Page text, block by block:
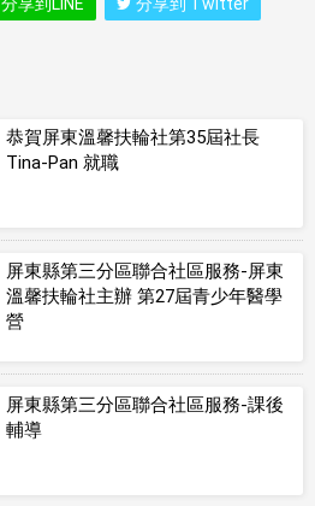
恭賀屏東溫馨扶輪社第35屆社長
Tina-Pan 就職
屏東縣第三分區聯合社區服務-屏東
溫馨扶輪社主辦 第27屆青少年醫學
營
屏東縣第三分區聯合社區服務-課後
輔導